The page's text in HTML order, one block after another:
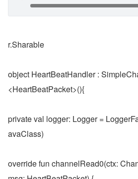
r.Sharable
object HeartBeatHandler :
<HeartBeatPacket>(){
private val logger: Logger =
avaClass)
override fun channelRead0(ctx: